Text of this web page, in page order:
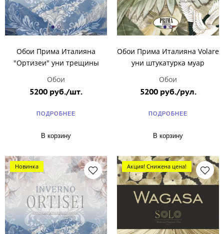
Обои Прима Италияна
"Ортизеи" уни трещины
Обои
5200 руб./шт.
ПОДРОБНЕЕ
В корзину
Обои Прима Италияна Volare
уни штукатурка муар
Обои
5200 руб./рул.
ПОДРОБНЕЕ
В корзину
Новинка Акция! Снижена цена!